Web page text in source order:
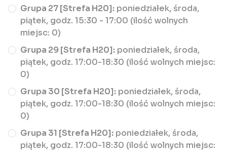
Grupa 27 [Strefa H20]: poniedziałek, środa,
piątek, godz. 15:30 - 17:00 (ilość wolnych
miejsc: 0)
Grupa 29 [Strefa H20]: poniedziałek, środa,
piątek, godz. 17:00-18:30 (ilość wolnych miejsc:
0)
Grupa 30 [Strefa H20]: poniedziałek, środa,
piątek, godz. 17:00-18:30 (ilość wolnych miejsc:
0)
Grupa 31 [Strefa H20]: poniedziałek, środa,
piątek, godz. 17:00-18:30 (ilość wolnych miejsc: